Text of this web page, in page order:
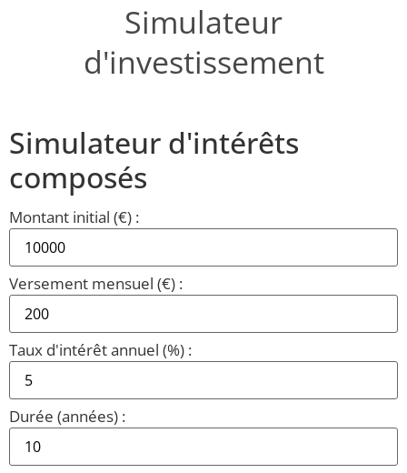
Simulateur
d'investissement
Simulateur d'intérêts
composés
Montant initial (€) :
Versement mensuel (€) :
Taux d'intérêt annuel (%) :
Durée (années) :